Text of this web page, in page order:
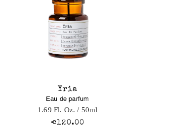
Yria
Eau de parfum
1.69 Fl. Oz. / 50ml
€120.00